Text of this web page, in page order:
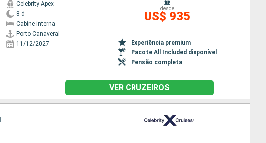
Celebrity Apex
8 d
Cabine interna
Porto Canaveral
11/12/2027
desde
US$ 935
Experiência premium
Pacote All Included disponível
Pensão completa
VER CRUZEIROS